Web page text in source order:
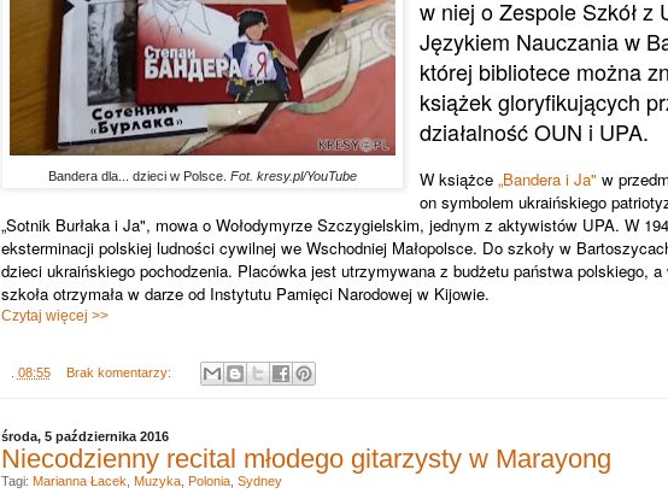
Bandera dla... dzieci w Polsce. Fot. kresy.pl/YouTube
w niej o Zespole Szkół z
Językiem Nauczania w
której bibliotece można
książek gloryfikujących
działalność OUN i UPA.
W książce„Bandera i Ja" w
on symbolem ukraińskiego
„Sotnik Burłaka i Ja", mowa o Wołodymyrze Szczygielskim, jednym z aktywistów UPA. W
eksterminacji polskiej ludności cywilnej we Wschodniej Małopolsce. Do szkoły w
dzieci ukraińskiego pochodzenia. Placówka jest utrzymywana z budżetu państwa polskiego,
szkoła otrzymała w darze od Instytutu Pamięci Narodowej w Kijowie.
Czytaj więcej >>
08:55 Brak komentarzy:
środa, 5 października 2016
Niecodzienny recital młodego gitarzysty w Marayong
Tagi: Marianna Łacek Muzyka, Polonia, Sydney